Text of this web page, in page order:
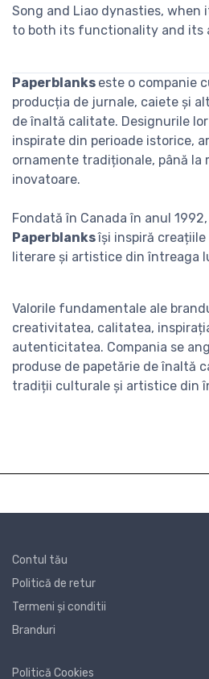
Song and Liao dynasties, when
to both its functionality and its
Paperblanks este o companie
producția de jurnale, caiete și
de înaltă calitate. Designurile
inspirate din perioade istorice,
ornamente tradiționale, până la
inovatoare.
Fondată în Canada în anul
Paperblanksîși inspiră
literare și artistice din întreaga
Valorile fundamentale ale
creativitatea, calitatea,
autenticitatea. Compania se
produse de papetărie de înaltă
tradiții culturale și artistice din
Contul tău
Politică de retur
Termeni și conditii
Branduri
Politică Cookies